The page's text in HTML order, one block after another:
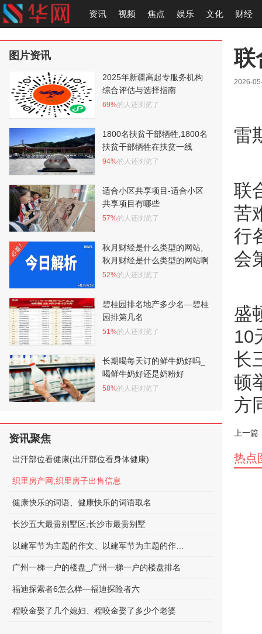
资讯 视频 焦点 娱乐 文化 财经
联
2026-
雷
联
苦
行
会
盛
10
长
顿
方
上一篇
图片资讯
2025年新疆高起专服务机构
综合评估与选择指南
69%的人还浏览了
1800名扶贫干部牺牲,1800名
扶贫干部牺牲在扶贫一线
94%的人还浏览了
适合小区共享项目-适合小区
共享项目有哪些
57%的人还浏览了
秋月财经是什么类型的网站,
秋月财经是什么类型的网站啊
52%的人还浏览了
碧桂园排名地产多少名—碧桂
园排第几名
51%的人还浏览了
长期喝每天订的鲜牛奶好吗_
喝鲜牛奶好还是奶粉好
58%的人还浏览了
资讯聚焦
出汗部位看健康(出汗部位看身体健康)
织里房产网;织里房子出售信息
健康快乐的词语、健康快乐的词语取名
长沙五大最贵别墅区;长沙市最贵别墅
广州一梯一户的楼盘_广州一梯一户的楼盘排名
福迪探索者6怎么样—福迪探险者六
程咬金娶了几个媳妇、程咬金娶了多少个老婆
热点